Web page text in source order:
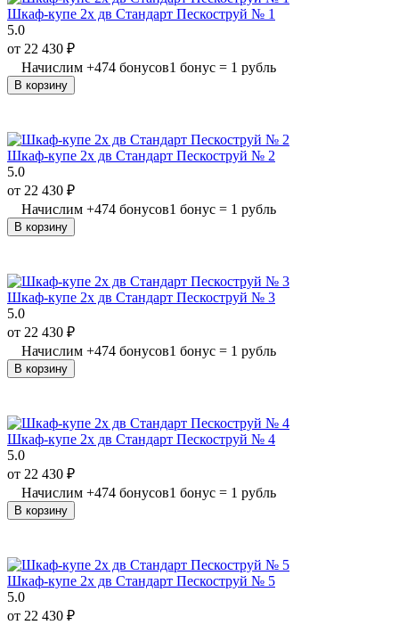
Шкаф-купе 2х дв Стандарт Пескоструй № 1
5.0
от 22 430 ₽
Начислим +474 бонусов1 бонус = 1 рубль
В корзину
Шкаф-купе 2х дв Стандарт Пескоструй № 2
5.0
от 22 430 ₽
Начислим +474 бонусов1 бонус = 1 рубль
В корзину
Шкаф-купе 2х дв Стандарт Пескоструй № 3
5.0
от 22 430 ₽
Начислим +474 бонусов1 бонус = 1 рубль
В корзину
Шкаф-купе 2х дв Стандарт Пескоструй № 4
5.0
от 22 430 ₽
Начислим +474 бонусов1 бонус = 1 рубль
В корзину
Шкаф-купе 2х дв Стандарт Пескоструй № 5
5.0
от 22 430 ₽